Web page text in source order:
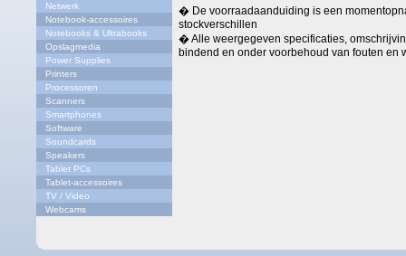
Netwerk
Notebook-accessoires
Notebooks & Ultrabooks
Opslagmedia
Power Supplies
Printers
Processoren
Scanners
Smartphones
Software
Soundcards
Speakers
Tablet PCs
Tablet-accessoires
TV / Video
Webcams
� De voorraadaanduiding is een
stockverschillen
� Alle weergegeven specificaties,
bindend en onder voorbehoud van fouten en